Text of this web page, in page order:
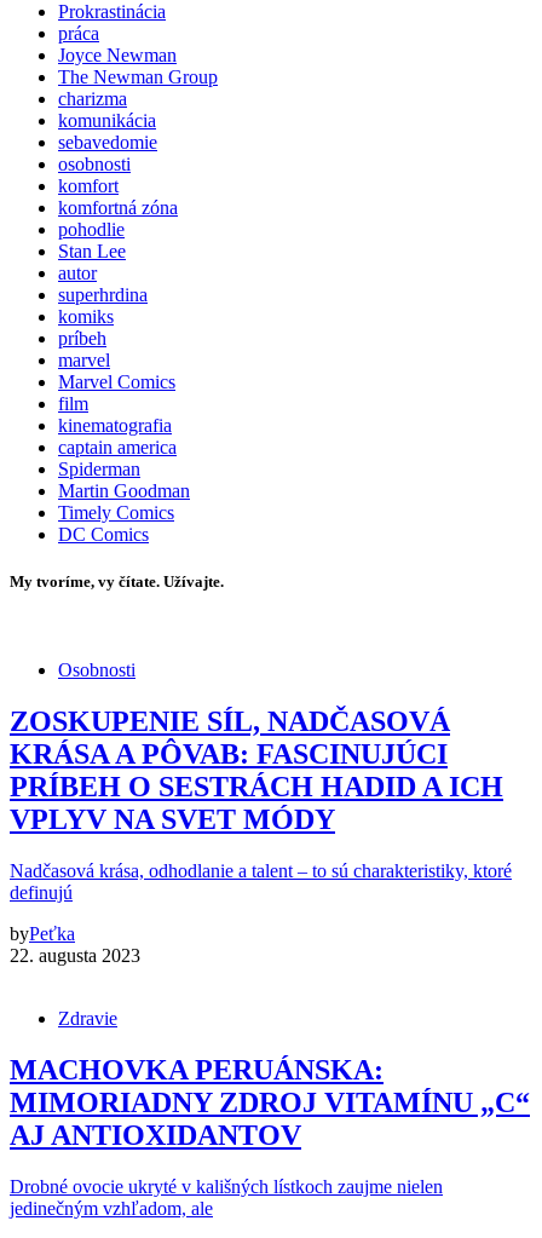
Prokrastinácia
práca
Joyce Newman
The Newman Group
charizma
komunikácia
sebavedomie
osobnosti
komfort
komfortná zóna
pohodlie
Stan Lee
autor
superhrdina
komiks
príbeh
marvel
Marvel Comics
film
kinematografia
captain america
Spiderman
Martin Goodman
Timely Comics
DC Comics
My tvoríme, vy čítate. Užívajte.
Osobnosti
ZOSKUPENIE SÍL, NADČASOVÁ
KRÁSA A PÔVAB: FASCINUJÚCI
PRÍBEH O SESTRÁCH HADID A ICH
VPLYV NA SVET MÓDY
Nadčasová krása, odhodlanie a talent – to sú charakteristiky, ktoré
definujú
byPeťka
22. augusta 2023
Zdravie
MACHOVKA PERUÁNSKA:
MIMORIADNY ZDROJ VITAMÍNU „C“
AJ ANTIOXIDANTOV
Drobné ovocie ukryté v kališných lístkoch zaujme nielen
jedinečným vzhľadom, ale